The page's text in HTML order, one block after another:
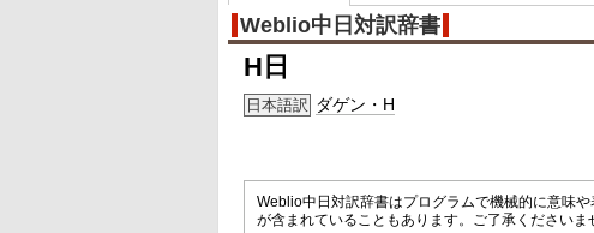
Weblio中日対訳辞書
H日
日本語訳 ダゲン・H
Weblio中日対訳辞書はプログラムで機械的に意味
が含まれていることもあります。ご了承くださいま